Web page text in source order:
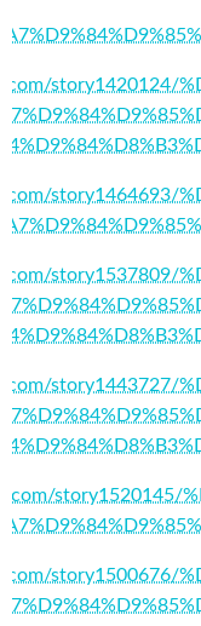
story1420124/
story1464693/
story1537809/
story1443727/
story1520145/
story1500676/